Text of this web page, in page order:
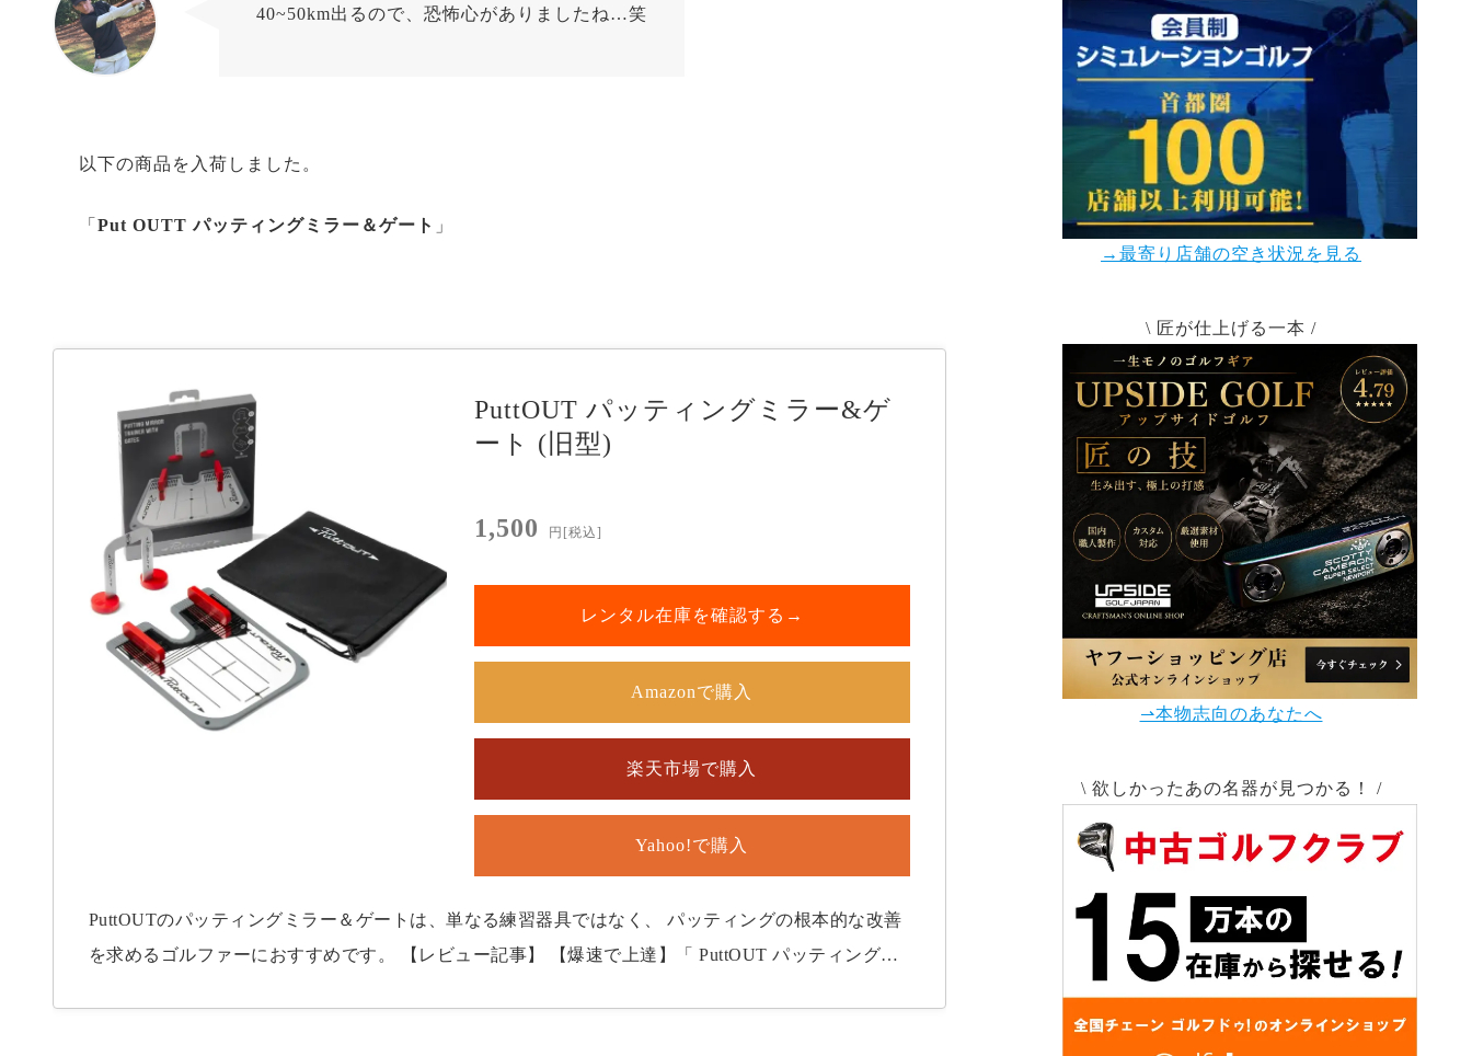
40~50km出るので、恐怖心がありましたね…笑
以下の商品を入荷しました。
「 Put OUTT パッティングミラー＆ゲート 」
PuttOUT パッティングミラー&ゲ
ート (旧型)
1,500 円 [税込]
レンタル在庫を確認する→
Amazonで購入
楽天市場で購入
Yahoo!で購入
PuttOUTのパッティングミラー＆ゲートは、単なる練習器具ではなく、 パッティングの根本的な改善
を求めるゴルファーにおすすめです。 【レビュー記事】 【爆速で上達】「 PuttOUT パッティングミ
→最寄り店舗の空き状況を見る
\ 匠が仕上げる一本 /
⇀本物志向のあなたへ
\ 欲しかったあの名器が見つかる！ /